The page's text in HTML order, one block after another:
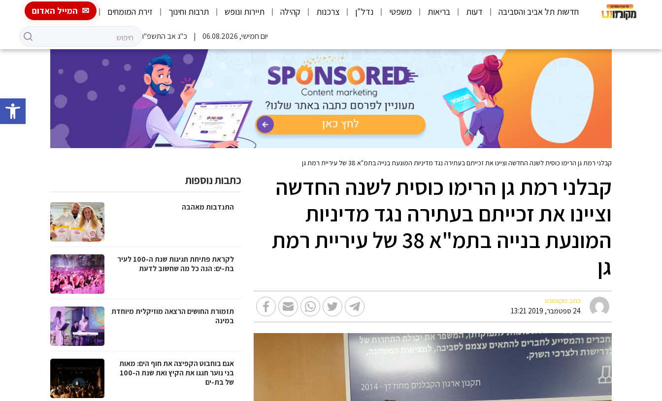
פתח
חדשות תל אביב והסביבה דעות בריאות משפטי נדל"ן צרכנות קהילה תיירות ונופש תרבות וחינוך זירת המומחים המייל האדום
יום חמישי, 06.08.2026 כ"ג אב התשפ"ו
קבלני רמת גן הרימו כוסית לשנה החדשה וציינו את זכייתם בעתירה נגד מדיניות המונעת בנייה בתמ"א 38 של עיריית רמת גן
קבלני רמת גן הרימו כוסית לשנה החדשה
וציינו את זכייתם בעתירה נגד מדיניות
המונעת בנייה בתמ"א 38 של עיריית רמת
גן
כתב מקומונט
24 ספטמבר, 2019 13:21
כתבות נוספות
התנדבות מאהבה
לקראת פתיחת חגיגות שנת ה-100 לעיר
בת-ים: הנה כל מה שחשוב לדעת
תזמורת החושים הרצאה מוזיקלית מיוחדת
במינה
אגם בוחבוט הקפיצה את חוף הים: מאות
בני נוער חגגו את הקיץ ואת שנת ה-100
של בת-ים